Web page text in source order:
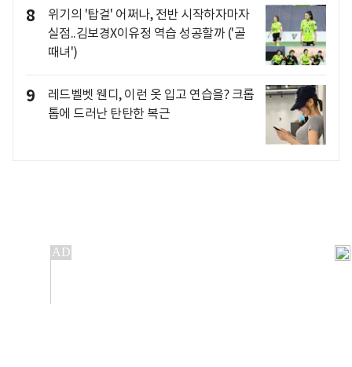
8
위기의 '탑걸' 어쩌나, 전반 시작하자마자
실점..김보경X이유정 역습 성공할까 ('골
때녀')
9
레드벨벳 웬디, 이런 옷 입고 연습을? 크롭
톱에 드러난 탄탄한 복근